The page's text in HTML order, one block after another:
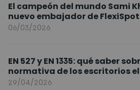
El campeón del mundo Sami
nuevo embajador de
Europa
06/03/2026
EN 527 y EN 1335: qué saber
normativa de los escritorios
y sillas ergonómicas
29/04/2026